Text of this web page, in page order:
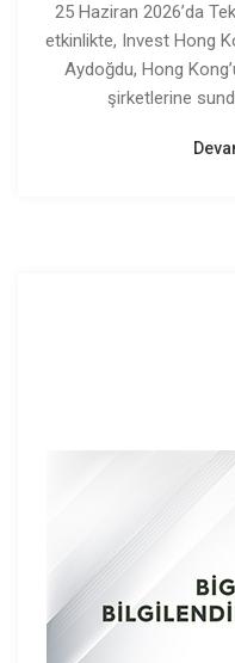
25 Haziran 2026’da
etkinlikte, Invest Hong
Aydoğdu, Hong
şirketlerine